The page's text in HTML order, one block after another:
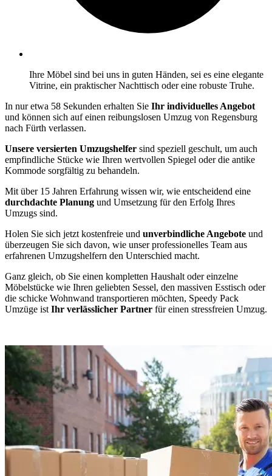
Ihre Möbel sind bei uns in guten Händen, sei es eine elegante
Vitrine, ein praktischer Nachttisch oder eine robuste Truhe.
In nur etwa 58 Sekunden erhalten Sie Ihr individuelles Angebot
und können sich auf einen reibungslosen Umzug von Regensburg
nach Fürth verlassen.
Unsere versierten Umzugshelfer sind speziell geschult, um auch
empfindliche Stücke wie Ihren wertvollen Spiegel oder die antike
Kommode sorgfältig zu behandeln.
Mit über 15 Jahren Erfahrung wissen wir, wie entscheidend eine
durchdachte Planung und Umsetzung für den Erfolg Ihres
Umzugs sind.
Holen Sie sich jetzt kostenfreie und unverbindliche Angebote und
überzeugen Sie sich davon, wie unser professionelles Team aus
erfahrenen Umzugshelfern den Unterschied macht.
Ganz gleich, ob Sie einen kompletten Haushalt oder einzelne
Möbelstücke wie Ihren geliebten Sessel, den massiven Esstisch oder
die schicke Wohnwand transportieren möchten, Speedy Pack
Umzüge ist Ihr verlässlicher Partner für einen stressfreien Umzug.